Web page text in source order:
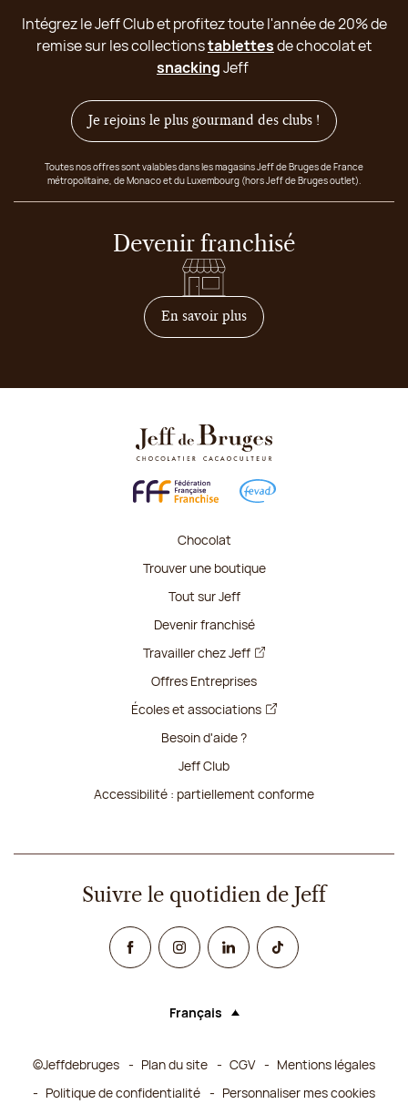
Intégrez le Jeff Club et profitez toute l'année de 20% de
remise sur les collectionstablettesde chocolat et
snackingJeff
Je rejoins le plus gourmand des clubs !
Toutes nos offres sont valables dans les magasins Jeff de Bruges de France
métropolitaine, de Monaco et du Luxembourg (hors Jeff de Bruges outlet).
Devenir franchisé
En savoir plussur comment devenir
Chocolat
Trouver une boutique
Tout sur Jeff
Devenir franchisé
Travailler chez Jeff
Offres Entreprises
Écoles et associations
Besoin d'aide ?
Jeff Club
Accessibilité : partiellement conforme
Suivre le quotidien de Jeff
FacebookInstagramLinked InTikTok
Langue (sélectionner une option
Français
©Jeffdebruges Plan du site CGV
Mentions légales
Politique de confidentialité
Personnaliser mes cookies